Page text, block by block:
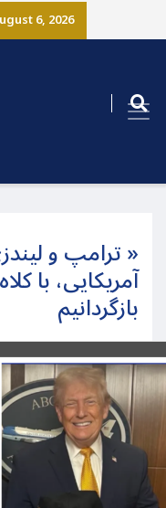
6, 2026
« ترامپ و
آمریکایی، با
بازگردانیم